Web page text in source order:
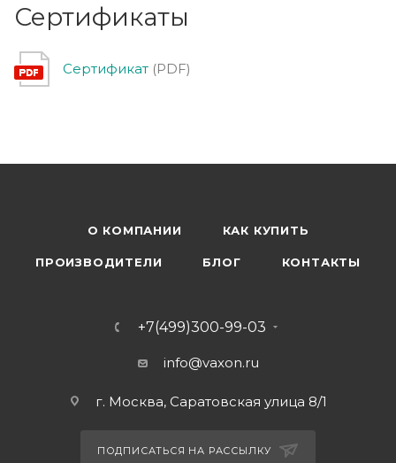
Сертификаты
Сертификат (PDF)
О КОМПАНИИ КАК КУПИТЬ
ПРОИЗВОДИТЕЛИ БЛОГ КОНТАКТЫ
+7(499)300-99-03
info@vaxon.ru
г. Москва, Саратовская улица 8/1
ПОДПИСАТЬСЯ НА РАССЫЛКУ